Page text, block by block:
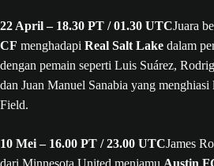
22 April – 18.30 PT / 01.30 UTCJuara
CF menghadapi Real Salt Lake dalam
dengan pemain seperti Luis Suárez,
dan Juan Manuel Sanabia yang
Field.
10 Mei – 16.00 PT / 23.00 UTCJames
dari Minnesota United menjamu Austin